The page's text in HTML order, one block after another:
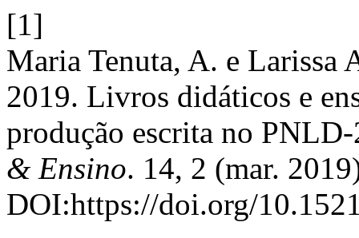
[1]
Maria Tenuta, A. e
2019. Livros didáticos e
produção escrita no
& Ensino. 14, 2 (mar.
DOI:https://doi.org/